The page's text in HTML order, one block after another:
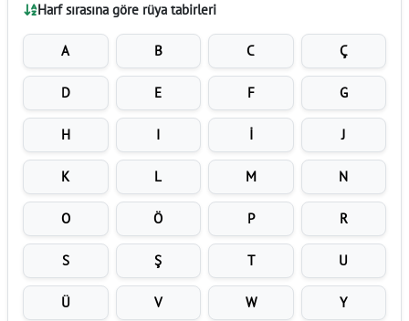
Harf sırasına göre rüya tabirleri
A B C Ç
D E F G
H I İ J
K L M N
O Ö P R
S Ş T U
Ü V W Y